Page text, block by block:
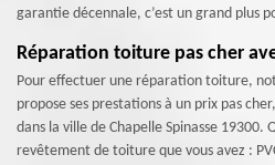
garantie décennale, c’est un grand plus
Réparation toiture pas cher
Pour effectuer une réparation toiture,
propose ses prestations à un prix pas
dans la ville de Chapelle Spinasse 19300.
revêtement de toiture que vous avez :